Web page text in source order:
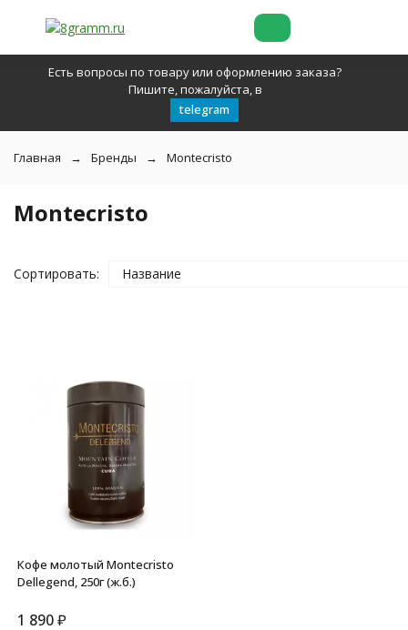
Есть вопросы по товару или оформлению заказа?
Пишите, пожалуйста, в
telegram
Главная Бренды Montecristo
Montecristo
Сортировать: Название
Кофе молотый Montecristo
Dellegend, 250г (ж.б.)
1 890₽